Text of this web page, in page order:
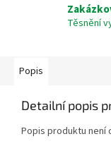
Těsnění
Popis
Detailní popis
Popis produktu není